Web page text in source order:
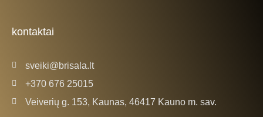
-
f
m
kontaktai
sveiki@brisala.lt
+370 676 25015
Veiverių g. 153, Kaunas, 46417 Kauno m. sav.